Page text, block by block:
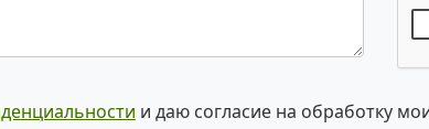
и даю согласие на обработку